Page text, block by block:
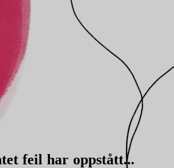
feil har oppstått...